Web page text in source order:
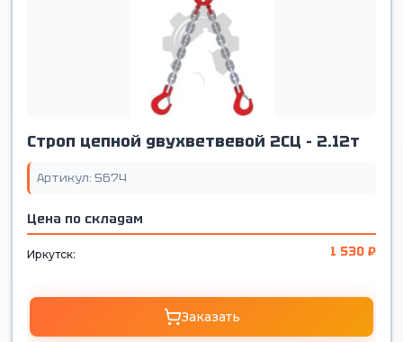
Строп цепной двухветвевой 2СЦ - 2.12т
Артикул: 5674
Цена по складам
Иркутск: 1 530 ₽
Заказать